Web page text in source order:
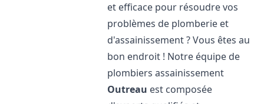
et efficace pour résoudre vos
problèmes de plomberie et
d'assainissement ? Vous êtes au
bon endroit ! Notre équipe de
plombiers assainissement
Outreau est composée